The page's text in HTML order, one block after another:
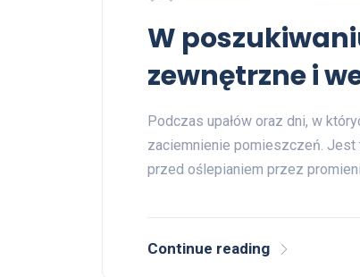
W
zewnętrzne i
Podczas upałów oraz dni, w
zaciemnienie pomieszczeń. Jest
przed oślepianiem przez
Continue reading